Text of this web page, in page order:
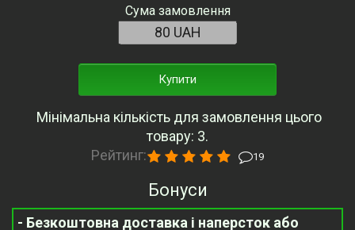
Сума замовлення
Купити
Мінімальна кількість для замовлення цього
товару: 3.
Рейтинг:
19
Бонуси
- Безкоштовна доставка і наперсток або